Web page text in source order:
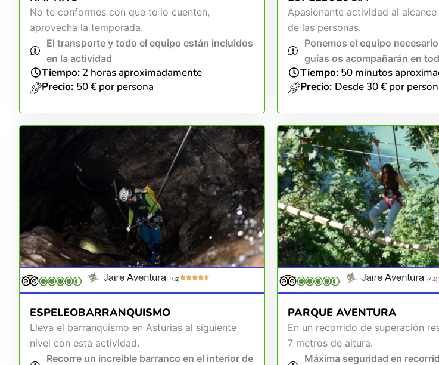
No te conformes con que te lo cuenten,
aprovecha la temporada.
El transporte y todo el equipo están incluidos
en la actividad
Tiempo: 2 horas aproximadamente
Precio: 50 € por persona
Apasionante actividad al
de las personas.
Ponemos el equipo
guías os acompañarán en
Tiempo:50 minutos
Precio: Desde 30 € por
(4.5)
ESPELEOBARRANQUISMO
Lleva el barranquismo en Asturias al siguiente
nivel con esta actividad.
Recorre un increíble barranco en el interior de
(4.5)
PARQUE AVENTURA
En un recorrido de superación
7 metros de altura.
Máxima seguridad en